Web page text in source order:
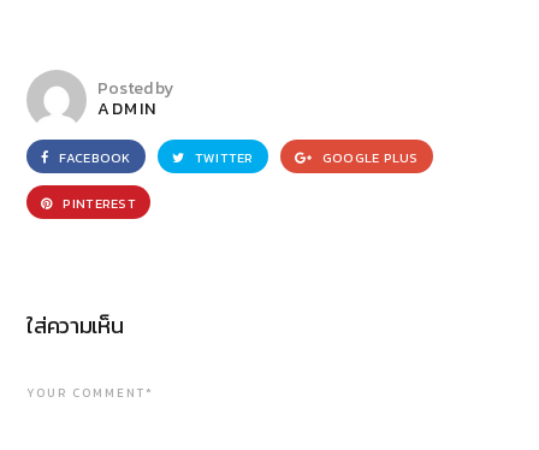
Posted by
ADMIN
FACEBOOK TWITTER GOOGLE PLUS
PINTEREST
ใส่ความเห็น
YOUR COMMENT*